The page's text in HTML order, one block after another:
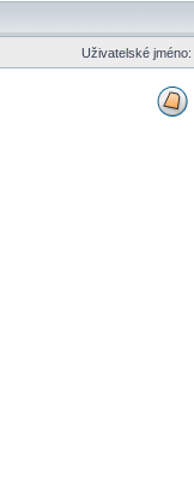
Uživatelské jméno: